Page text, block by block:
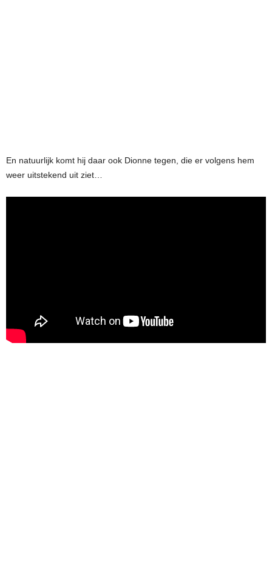
En natuurlijk komt hij daar ook Dionne tegen, die er volgens hem
weer uitstekend uit ziet…